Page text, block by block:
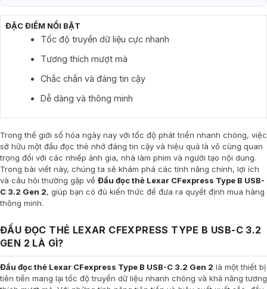
ĐẶC ĐIỂM NỔI BẬT
Tốc độ truyền dữ liệu cực nhanh
Tương thích mượt mà
Chắc chắn và đáng tin cậy
Dễ dàng và thông minh
Trong thế giới số hóa ngày nay với tốc độ phát triển nhanh chóng, việc
sở hữu một đầu đọc thẻ nhớ đáng tin cậy và hiệu quả là vô cùng quan
trọng đối với các nhiếp ảnh gia, nhà làm phim và người tạo nội dung.
Trong bài viết này, chúng ta sẽ khám phá các tính năng chính, lợi ích
và câu hỏi thường gặp về Đầu đọc thẻ Lexar CFexpress Type B USB-
C 3.2 Gen 2, giúp bạn có đủ kiến thức để đưa ra quyết định mua hàng
thông minh.
ĐẦU ĐỌC THẺ LEXAR CFEXPRESS TYPE B USB-C 3.2
GEN 2 LÀ GÌ?
Đầu đọc thẻ Lexar CFexpress Type B USB-C 3.2 Gen 2 là một thiết bị
tiên tiến mang lại tốc độ truyền dữ liệu nhanh chóng và khả năng tương